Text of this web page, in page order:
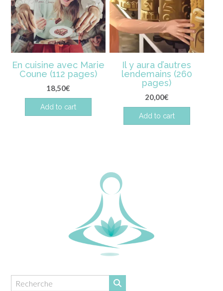
En cuisine avec Marie
Coune (112 pages)
18,50€
Add to cart
Il y aura d’autres
lendemains (260
pages)
20,00€
Add to cart